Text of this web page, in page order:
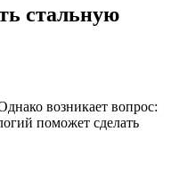
стальную
возникает вопрос:
поможет сделать